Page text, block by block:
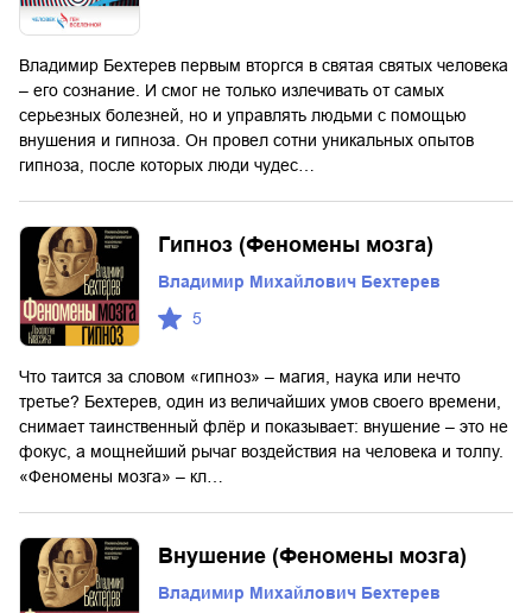
Владимир Бехтерев первым вторгся в святая святых человека
– его сознание. И смог не только излечивать от самых
серьезных болезней, но и управлять людьми с помощью
внушения и гипноза. Он провел сотни уникальных опытов
гипноза, после которых люди чудес…
Гипноз (Феномены мозга)
Владимир Михайлович Бехтерев
5
Что таится за словом «гипноз» – магия, наука или нечто
третье? Бехтерев, один из величайших умов своего времени,
снимает таинственный флёр и показывает: внушение – это не
фокус, а мощнейший рычаг воздействия на человека и толпу.
«Феномены мозга» – кл…
Внушение (Феномены мозга)
Владимир Михайлович Бехтерев